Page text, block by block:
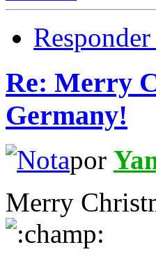
Re: Merry
Germany!
por
Merry